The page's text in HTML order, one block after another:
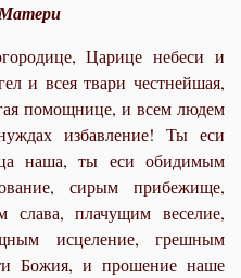
Царице небеси и
и всея твари честнейшая,
помощнице, и всем людем
избавление! Ты еси
наша, ты еси обидимым
сирым прибежище,
слава, плачущим веселие,
исцеление, грешным
Божия, и прошение наше